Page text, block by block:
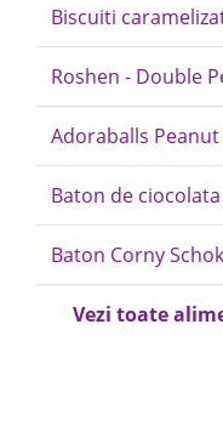
Biscuiti
Roshen - Double
Adoraballs
Baton de
Baton Corny
Vezi toate